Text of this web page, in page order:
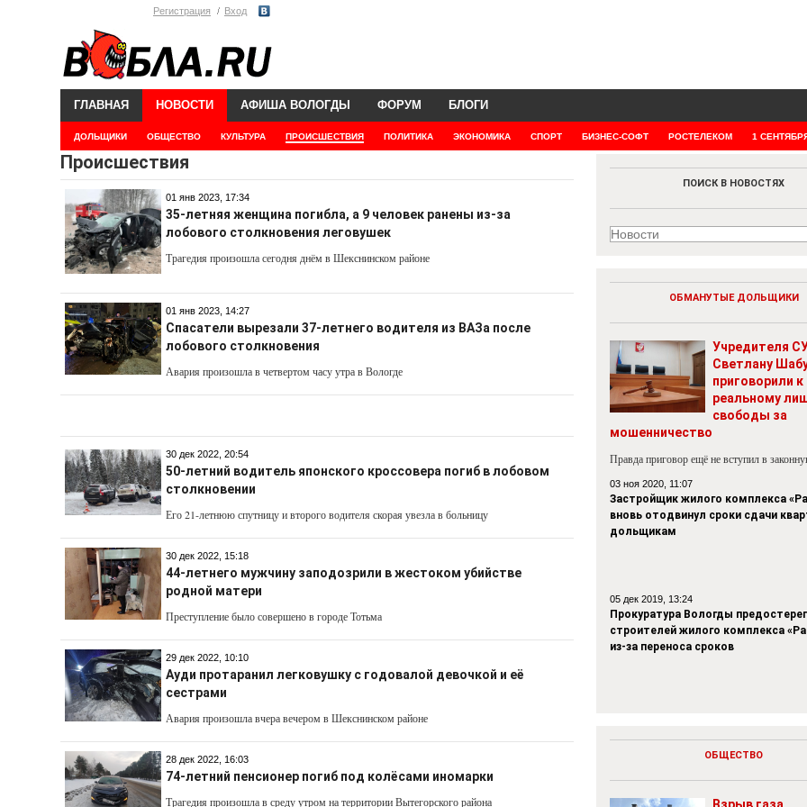
Регистрация Вход
ГЛАВНАЯ НОВОСТИ
ДОЛЬЩИКИ ОБЩЕСТВО КУЛЬТУРА ПРОИСШЕСТВИЯ ПОЛИТИКА ЭКОНОМИКА СПОРТ БИЗНЕС-СОФТ РОСТЕЛЕКОМ 1
АФИША ВОЛОГДЫ ФОРУМ БЛОГИ
Происшествия
01 янв 2023, 17:34
35-летняя женщина погибла, а 9 человек ранены из-за
лобового столкновения леговушек
Трагедия произошла сегодня днём в Шекснинском районе
01 янв 2023, 14:27
Спасатели вырезали 37-летнего водителя из ВАЗа после
лобового столкновения
Авария произошла в четвертом часу утра в Вологде
30 дек 2022, 20:54
50-летний водитель японского кроссовера погиб в лобовом
столкновении
Его 21-летнюю спутницу и второго водителя скорая увезла в больницу
30 дек 2022, 15:18
44-летнего мужчину заподозрили в жестоком убийстве
родной матери
Преступление было совершено в городе Тотьма
29 дек 2022, 10:10
Ауди протаранил легковушку с годовалой девочкой и её
сестрами
Авария произошла вчера вечером в Шекснинском районе
28 дек 2022, 16:03
74-летний пенсионер погиб под колёсами иномарки
Трагедия произошла в среду утром на территории Вытегорского района
ПОИСК В НОВОСТЯХ
ОБМАНУТЫЕ ДОЛЬЩИКИ
Учредителя
Светлану
приговорили к
реальному
свободы за
мошенничество
Правда приговор ещё не вступил в
03 ноя 2020, 11:07
Застройщик жилого комплекса
вновь отодвинул сроки сдачи
дольщикам
05 дек 2019, 13:24
Прокуратура Вологды
строителей жилого комплекса
из-за переноса сроков
ОБЩЕСТВО